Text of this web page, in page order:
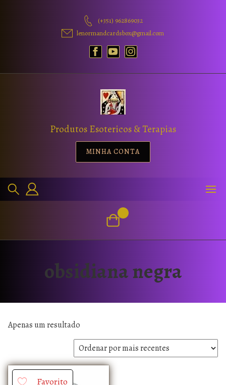
(+351) 962869032
lenormandcardsbox@gmail.com
Produtos Esotericos & Terapias
MINHA CONTA
obsidiana negra
Apenas um resultado
Favorito